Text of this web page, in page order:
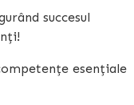
succesul
esențiale